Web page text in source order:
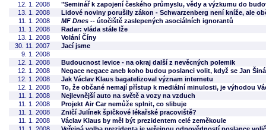
12. 1. 2008
"Seminář k zapojení českého průmyslu, vědy a výzkumu do
13. 1. 2008
Lidové noviny porušily zákon - Schwarzenberg není kníže, ale
11. 1. 2008
MF Dnes -- útočiště zaslepených asociálních ignorantů
11. 1. 2008
Radar: vláda stále lže
13. 1. 2008
Volání Číny
30. 11. 2007
Jací jsme
9. 1. 2008
12. 1. 2008
Budoucnost levice - na okraj další z nevěcných polemik
12. 1. 2008
Negace negace aneb koho budou poslanci volit, když se Jan
12. 1. 2008
Jak Václav Klaus bagatelizoval význam internetu
12. 1. 2008
To, že občané nemají přístup k mediální minulosti, je výhodou
11. 1. 2008
Nejlevnější auto na světě a vozy na vzduch
11. 1. 2008
Projekt Air Car nemůže splnit, co slibuje
11. 1. 2008
Zničí Julínek špičkové lékařské pracoviště?
11. 1. 2008
Václav Klaus by měl být prezidentem celé zeměkoule